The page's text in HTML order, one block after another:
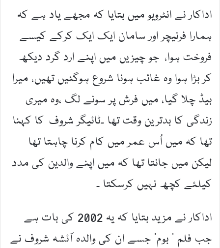
اداکار نے انٹرویو میں بتایا کہ مجھے یاد ہے کہ
ہمارا فرنیچر اور سامان ایک ایک کرکے کیسے
فروخت ہوا، جو چیزیں میں اپنے ارد گرد دیکھ
کر بڑا ہوا وہ غائب ہونا شروع ہوگئیں تھیں، میرا
بیڈ چلا گیا، میں فرش پر سونے لگ ،وہ میری
زندگی کا بدترین وقت تھا ۔ٹائیگر شروف کا کہنا
تھا کہ میں اُس عمر میں کام کرنا چاہتا تھا
لیکن میں جانتا تھا کہ میں اپنے والدین کی مدد
کیلئے کچھ نہیں کرسکتا ۔
اداکار نے مزید بتایا کہ یہ 2002 کی بات ہے
جب فلم ‘ بوم’ جسے ان کی والدہ آئشہ شروف نے